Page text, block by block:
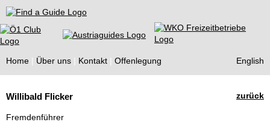
Find a Guide
Home Über uns Kontakt Offenlegung English
Guides
zurück
Willibald Flicker
Fremdenführer